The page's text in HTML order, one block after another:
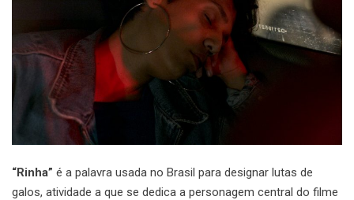
“Rinha” é a palavra usada no Brasil para designar lutas de
galos, atividade a que se dedica a personagem central do filme